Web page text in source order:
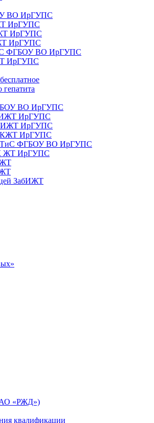
ВО ИрГУПС
ИрГУПС
ИрГУПС
ИрГУПС
ФГБОУ ВО ИрГУПС
ИрГУПС
ВО ИрГУПС
ИрГУПС
ИрГУПС
ИрГУПС
СКТиС ФГБОУ ВО ИрГУПС
ЖТ ИрГУПС
ЗабИЖТ
«РЖД»)
квалификации